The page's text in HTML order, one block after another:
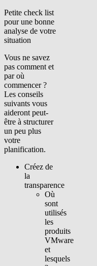
Petite check list
pour une bonne
analyse de votre
situation
Vous ne savez
pas comment et
par où
commencer ?
Les conseils
suivants vous
aideront peut-
être à structurer
un peu plus
votre
planification.
Créez de
la
transparence
Où
sont
utilisés
les
produits
VMware
et
lesquels